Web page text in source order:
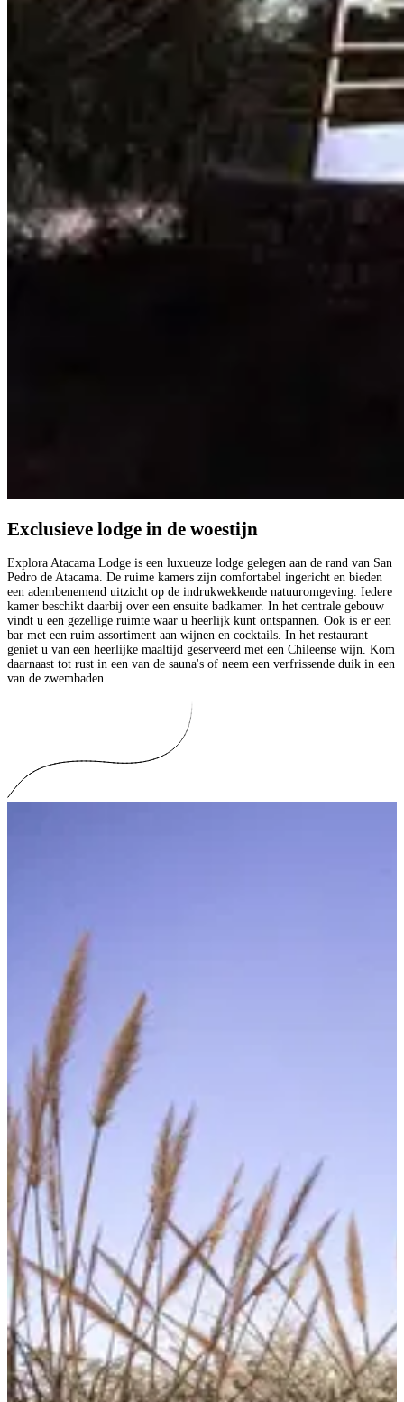
Exclusieve lodge in de woestijn
Explora Atacama Lodge is een luxueuze lodge gelegen aan de rand van San
Pedro de Atacama. De ruime kamers zijn comfortabel ingericht en bieden
een adembenemend uitzicht op de indrukwekkende natuuromgeving. Iedere
kamer beschikt daarbij over een ensuite badkamer. In het centrale gebouw
vindt u een gezellige ruimte waar u heerlijk kunt ontspannen. Ook is er een
bar met een ruim assortiment aan wijnen en cocktails. In het restaurant
geniet u van een heerlijke maaltijd geserveerd met een Chileense wijn. Kom
daarnaast tot rust in een van de sauna's of neem een verfrissende duik in een
van de zwembaden.